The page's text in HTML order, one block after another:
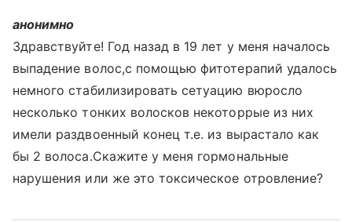
анонимно
Здравствуйте! Год назад в 19 лет у меня началось
выпадение волос,с помощью фитотерапий удалось
немного стабилизировать сетуацию вюросло
несколько тонких волосков некоторрые из них
имели раздвоенный конец т.е. из вырастало как
бы 2 волоса.Скажите у меня гормональные
нарушения или же это токсическое отровление?